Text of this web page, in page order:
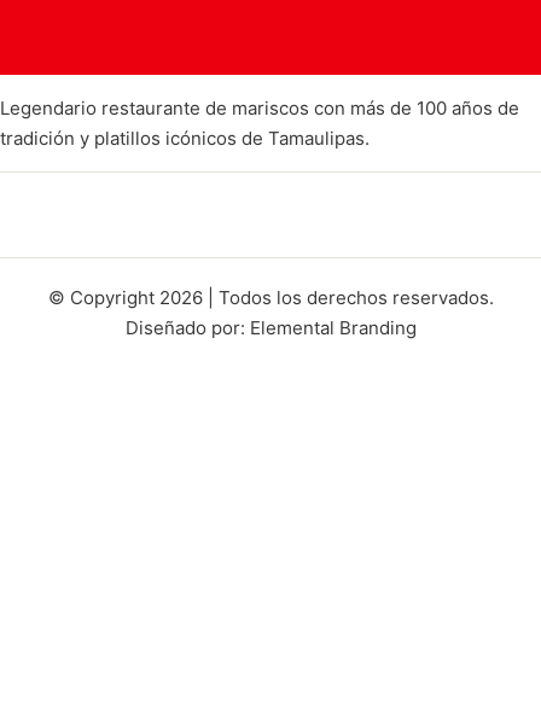
Legendario restaurante de mariscos con más de 100 años de
tradición y platillos icónicos de Tamaulipas.
© Copyright 2026 | Todos los derechos reservados.
Diseñado por: Elemental Branding